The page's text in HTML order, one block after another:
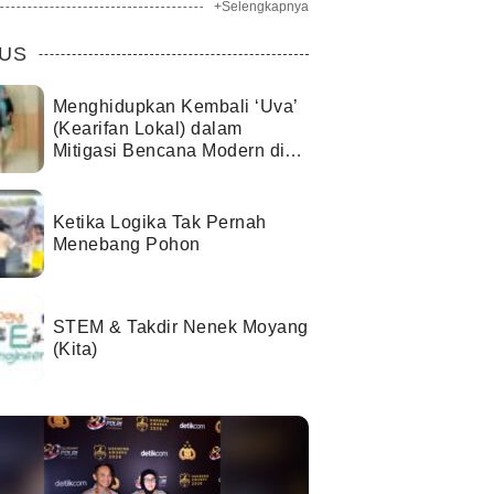
+Selengkapnya
Menghidupkan Kembali ‘Uva’
(Kearifan Lokal) dalam
Mitigasi Bencana Modern di
Ketika Logika Tak Pernah
Menebang Pohon
STEM & Takdir Nenek Moyang
(Kita)